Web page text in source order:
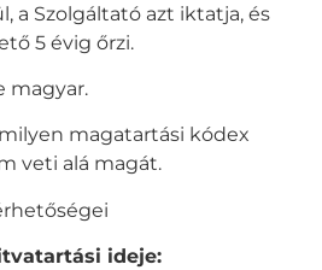
a Szolgáltató azt iktatja, és
5 évig őrzi.
magyar.
magatartási kódex
veti alá magát.
ideje: